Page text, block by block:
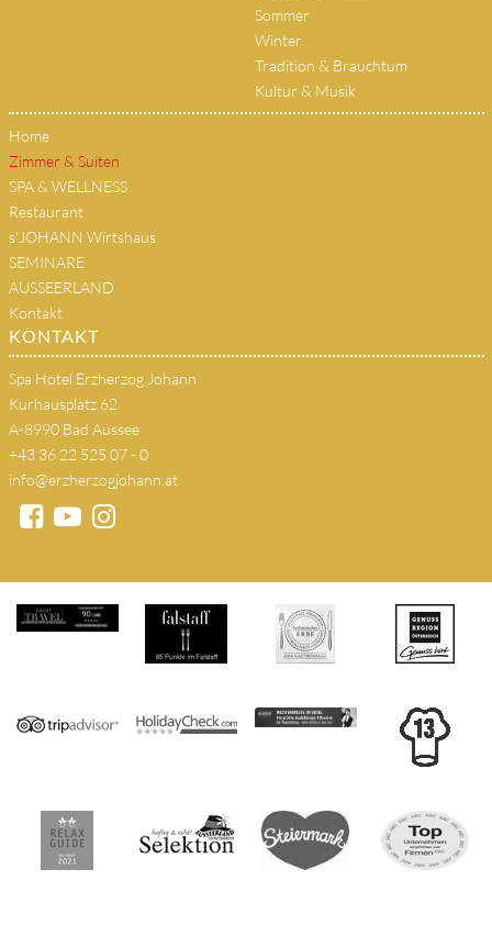
Sommer
Winter
Tradition & Brauchtum
Kultur & Musik
Home
Zimmer & Suiten
SPA & WELLNESS
Restaurant
s'JOHANN Wirtshaus
SEMINARE
AUSSEERLAND
Kontakt
KONTAKT
Spa Hotel Erzherzog Johann
Kurhausplatz 62
A-8990 Bad Aussee
+43 36 22 525 07 - 0
info@erzherzogjohann.at